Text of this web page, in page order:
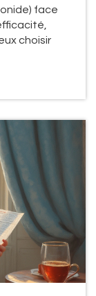
face
choisir